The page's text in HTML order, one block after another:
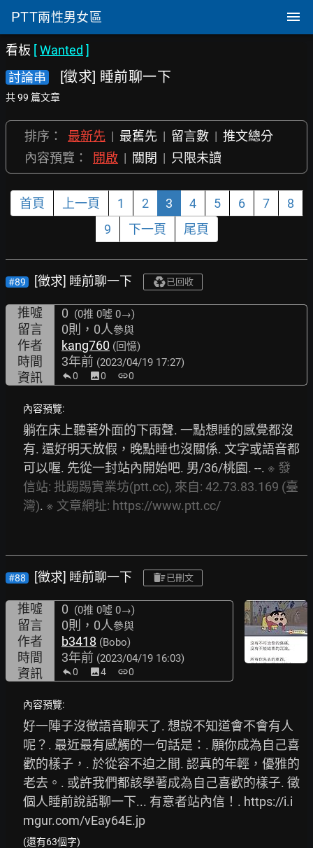
PTT兩性男女區
看板 [Wanted ]
討論串
[徵求] 睡前聊一下
共 99 篇文章
排序： 最新先 | 最舊先 | 留言數 | 推文總分
內容預覽：
開啟 | 關閉 | 只限未讀
首頁 上一頁 1 2 3 4 5 6 7
8
9
下一頁 尾頁
#89 [徵求] 睡前聊一下 已回收
推噓 0 (0推 0噓 0→)
留言 0則，0人參與
作者 kang760 (回憶)
時間 3年前 (2023/04/19 17:27)
資訊 0 image0 link0
內容預覽:
躺在床上聽著外面的下雨聲. 一點想睡的感覺都沒
有. 還好明天放假，晚點睡也沒關係. 文字或語音都
可以喔. 先從一封站內開始吧. 男/36/桃園. --. ※ 發
信站: 批踢踢實業坊(ptt.cc), 來自: 42.73.83.169 (臺
灣). ※ 文章網址: https://www.ptt.cc/
#88 [徵求] 睡前聊一下 已刪文
推噓 0 (0推 0噓 0→)
留言 0則，0人參與
作者 b3418 (Bobo)
時間 3年前 (2023/04/19 16:03)
資訊 0 image4 link0
內容預覽:
好一陣子沒徵語音聊天了. 想說不知道會不會有人
呢？. 最近最有感觸的一句話是：. 願你成為自己喜
歡的樣子，. 於從容不迫之間. 認真的年輕，優雅的
老去。. 或許我們都該學著成為自己喜歡的樣子. 徵
個人睡前說話聊一下... 有意者站內信！. https://i.i
mgur.com/vEay64E.jp
(還有63個字)